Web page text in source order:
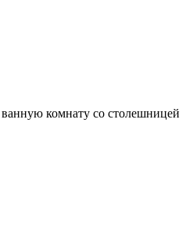
комнату со столешницей